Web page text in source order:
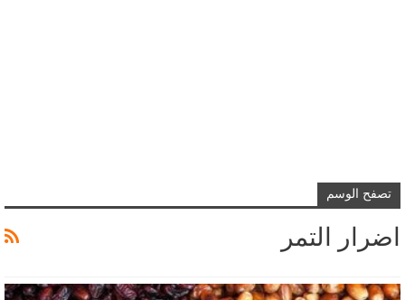
تصفح الوسم
اضرار التمر